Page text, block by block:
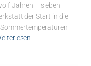
Jahren – sieben
der Start in die